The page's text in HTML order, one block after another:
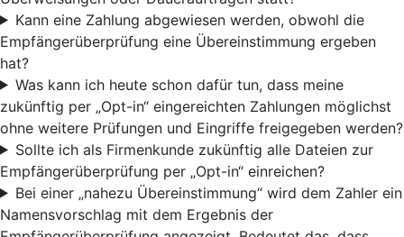
Kann eine Zahlung abgewiesen werden, obwohl die
Empfängerüberprüfung eine Übereinstimmung ergeben
hat?
Was kann ich heute schon dafür tun, dass meine
zukünftig per „Opt-in“ eingereichten Zahlungen möglichst
ohne weitere Prüfungen und Eingriffe freigegeben werden?
Sollte ich als Firmenkunde zukünftig alle Dateien zur
Empfängerüberprüfung per „Opt-in“ einreichen?
Bei einer „nahezu Übereinstimmung“ wird dem Zahler ein
Namensvorschlag mit dem Ergebnis der